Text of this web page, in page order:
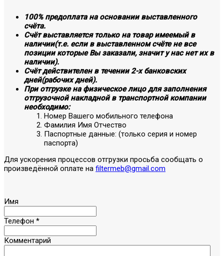
100% предоплата на основании выставленного
счёта.
Счёт выставляется только на товар имеемый в
наличии(т.е. если в выставленном счёте не все
позиции которые Вы заказали, значит у нас нет их в
наличии).
Счёт действителен в течении 2-х банковских
дней(рабочих дней).
При отгрузке на физическое лицо для заполнения
отгрузочной накладной в транспортной компании
необходимо:
Номер Вашего мобильного телефона
Фамилия Имя Отчество
Паспортные данные: (только серия и номер
паспорта)
Для ускорения процессов отгрузки просьба сообщать о
произведённой оплате на filtermeb@gmail.com
Имя
Телефон *
Комментарий